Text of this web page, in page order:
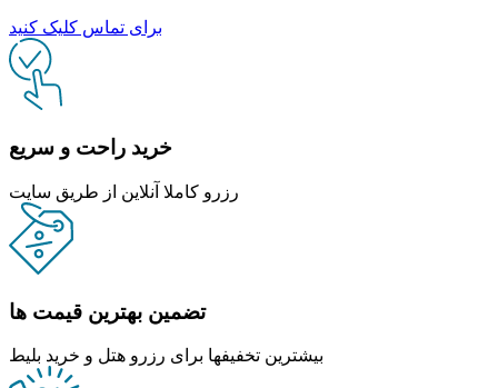
برای تماس کلیک کنید
خرید راحت و سریع
رزرو کاملا آنلاین از طریق سایت
تضمین بهترین قیمت ها
بیشترین تخفیفها برای رزرو هتل و خرید بلیط